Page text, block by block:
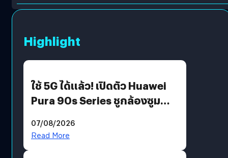
Highlight
ใช้ 5G ได้แล้ว! เปิดตัว Huawei
Pura 90s Series ชูกล้องซูม
07/08/2026
Read More